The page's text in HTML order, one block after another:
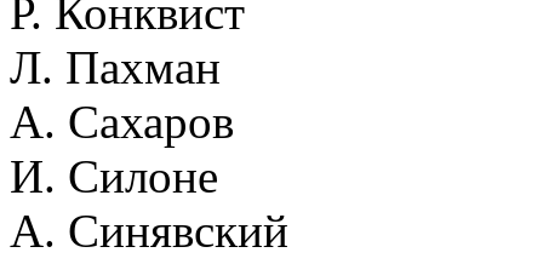
Р. Конквист
Л. Пахман
А. Сахаров
И. Силоне
А. Синявский